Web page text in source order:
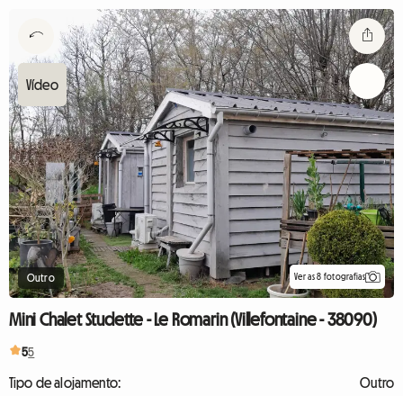
Outro Ver as 8 fotografias
Mini Chalet Studette - Le Romarin (Villefontaine - 38090)
55
Tipo de alojamento:
Outro